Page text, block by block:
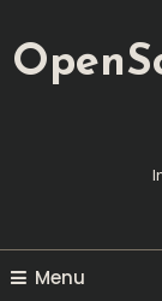
To
Content
Menu